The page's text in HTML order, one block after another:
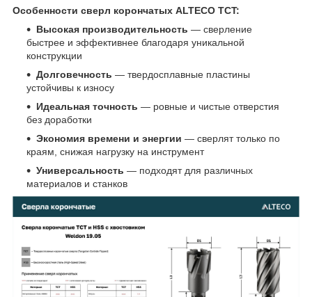
Особенности сверл корончатых ALTECO TCT:
Высокая производительность — сверление
быстрее и эффективнее благодаря уникальной
конструкции
Долговечность — твердосплавные пластины
устойчивы к износу
Идеальная точность — ровные и чистые отверстия
без доработки
Экономия времени и энергии — сверлят только по
краям, снижая нагрузку на инструмент
Универсальность — подходят для различных
материалов и станков